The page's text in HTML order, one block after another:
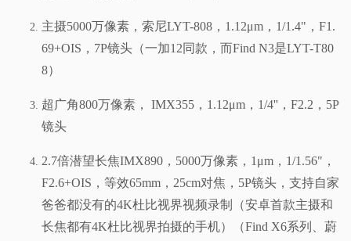
主摄5000万像素，索尼LYT-808，1.12μm，1/1.4"，F1.
69+OIS，7P镜头（一加12同款，而Find N3是LYT-T80
8）
超广角800万像素， IMX355，1.12μm，1/4''，F2.2，5P
镜头
2.7倍潜望长焦IMX890，5000万像素，1μm，1/1.56"，
F2.6+OIS，等效65mm，25cm对焦，5P镜头，支持自家
爸爸都没有的4K杜比视界视频录制（安卓首款主摄和
长焦都有4K杜比视界拍摄的手机）（Find X6系列、蔚